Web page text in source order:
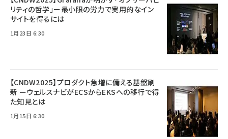
リティの哲学」ー最小限の労力で実用的なイン
サイトを得るには
1月23日 6:30
【CNDW2025】プロダクト急増に備える基盤刷
新 ーウェルスナビがECSからEKSへの移行で得
た知見とは
1月15日 6:30